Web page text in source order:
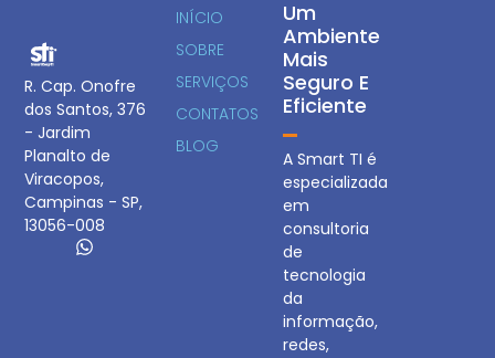
R. Cap. Onofre
dos Santos, 376
- Jardim
Planalto de
Viracopos,
Campinas - SP,
13056-008
Um
Ambiente
Mais
Seguro E
Eficiente
A Smart TI é
especializada
em
consultoria
de
tecnologia
da
informação,
redes,
INÍCIO
SOBRE
SERVIÇOS
CONTATOS
BLOG